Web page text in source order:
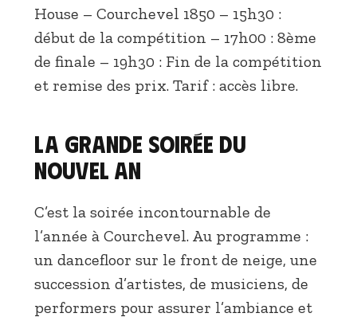
House – Courchevel 1850 – 15h30 :
début de la compétition – 17h00 : 8ème
de finale – 19h30 : Fin de la compétition
et remise des prix. Tarif : accès libre.
La grande soirée du
nouvel an
C’est la soirée incontournable de
l’année à Courchevel. Au programme :
un dancefloor sur le front de neige, une
succession d’artistes, de musiciens, de
performers pour assurer l’ambiance et